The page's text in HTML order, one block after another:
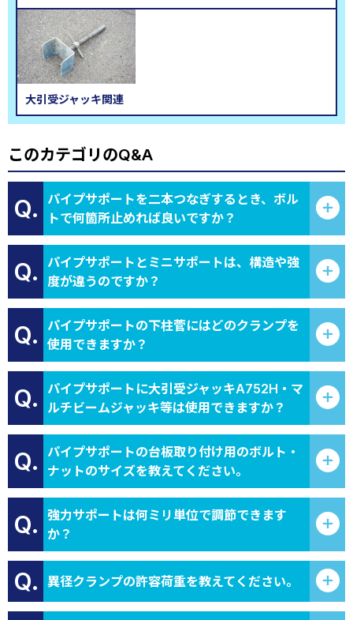
大引受ジャッキ関連
このカテゴリのQ&A
Q.
パイプサポートを二本つなぎするとき、ボル
トで何箇所止めれば良いですか？
Q.
パイプサポートとミニサポートは、構造や強
度が違うのですか？
Q.
パイプサポートの下柱菅にはどのクランプを
使用できますか？
Q.
パイプサポートに大引受ジャッキA752H・マ
ルチビームジャッキ等は使用できますか？
Q.
パイプサポートの台板取り付け用のボルト・
ナットのサイズを教えてください。
Q.
強力サポートは何ミリ単位で調節できます
か？
Q. 異径クランプの許容荷重を教えてください。